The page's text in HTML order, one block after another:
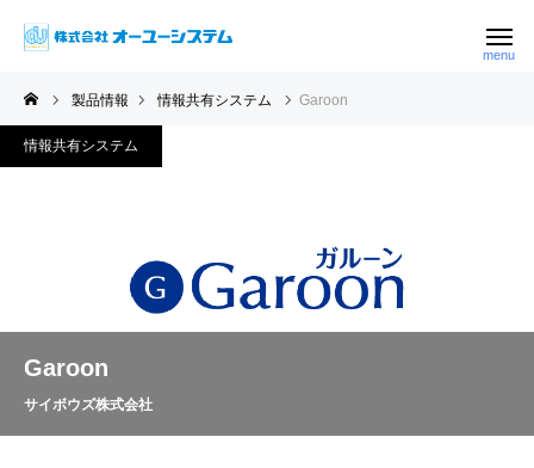
製品情報 情報共有システム Garoon
Garoon
サイボウズ株式会社
情報共有システム